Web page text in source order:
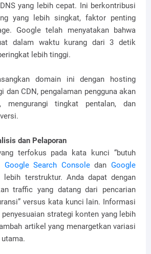
yang lebih cepat. Ini berkontribusi
yang lebih singkat, faktor penting
Google telah menyatakan bahwa
dalam waktu kurang dari 3 detik
lebih tinggi.
domain ini dengan hosting
dan CDN, pengalaman pengguna akan
mengurangi tingkat pentalan, dan
dan Pelaporan
terfokus pada kata kunci “butuh
Google Search ConsoledanGoogle
lebih terstruktur. Anda dapat dengan
traffic yang datang dari pencarian
versus kata kunci lain. Informasi
strategi konten yang lebih
artikel yang menargetkan variasi